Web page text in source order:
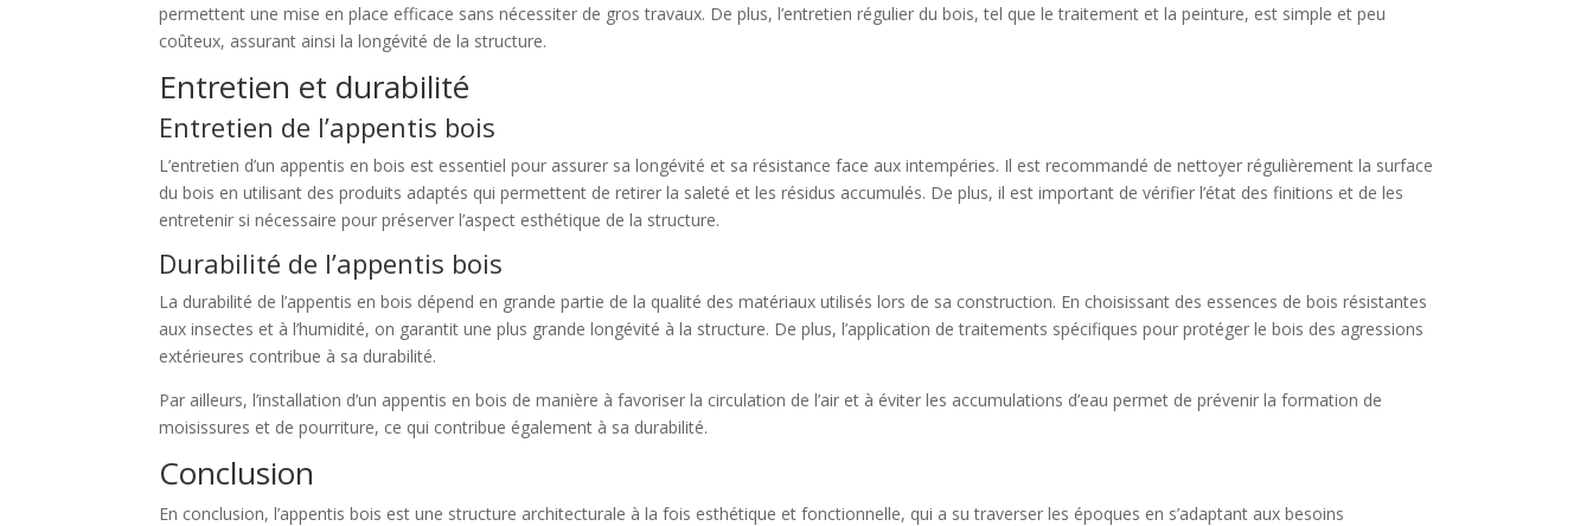
permettent une mise en place efficace sans nécessiter de gros travaux. De plus, l’entretien régulier du bois, tel que le traitement et la peinture, est simple et peu
coûteux, assurant ainsi la longévité de la structure.
Entretien et durabilité
Entretien de l’appentis bois
L’entretien d’un appentis en bois est essentiel pour assurer sa longévité et sa résistance face aux intempéries. Il est recommandé de nettoyer régulièrement la surface
du bois en utilisant des produits adaptés qui permettent de retirer la saleté et les résidus accumulés. De plus, il est important de vérifier l’état des finitions et de les
entretenir si nécessaire pour préserver l’aspect esthétique de la structure.
Durabilité de l’appentis bois
La durabilité de l’appentis en bois dépend en grande partie de la qualité des matériaux utilisés lors de sa construction. En choisissant des essences de bois résistantes
aux insectes et à l’humidité, on garantit une plus grande longévité à la structure. De plus, l’application de traitements spécifiques pour protéger le bois des agressions
extérieures contribue à sa durabilité.
Par ailleurs, l’installation d’un appentis en bois de manière à favoriser la circulation de l’air et à éviter les accumulations d’eau permet de prévenir la formation de
moisissures et de pourriture, ce qui contribue également à sa durabilité.
Conclusion
En conclusion, l’appentis bois est une structure architecturale à la fois esthétique et fonctionnelle, qui a su traverser les époques en s’adaptant aux besoins